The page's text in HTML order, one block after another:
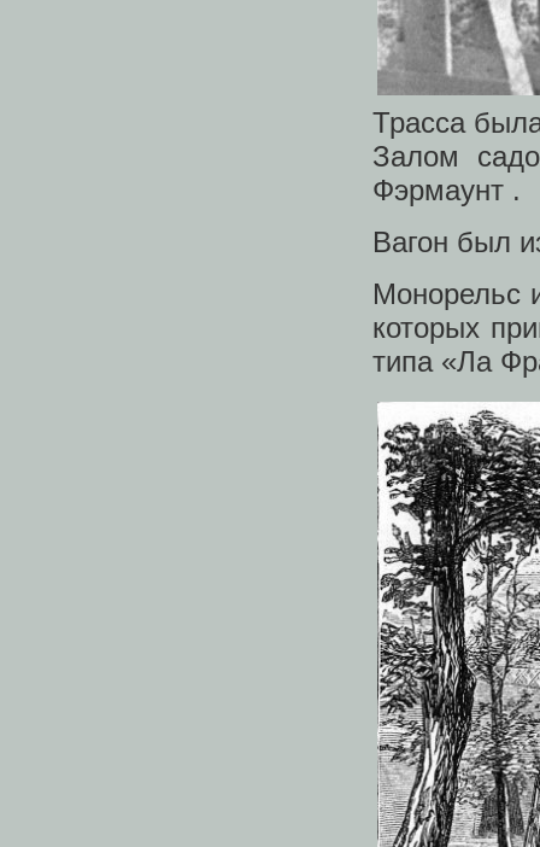
Трасса
Залом
Фэрмаунт .
Вагон был
Монорельс
которых
типа «Ла